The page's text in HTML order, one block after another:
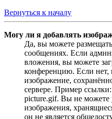
Вернуться к началу
Могу ли я добавлять
Да, вы можете
сообщениях. Если
вложения, вы можете
конференцию. Если нет,
изображение,
сервере. Пример
picture.gif. Вы не можете
изображения,
он не является